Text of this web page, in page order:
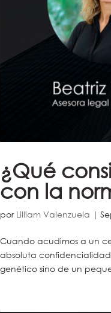
¿Qué
con la
por Lilliam Valenzuela |
Cuando acudimos a un
absoluta
genético sino de un